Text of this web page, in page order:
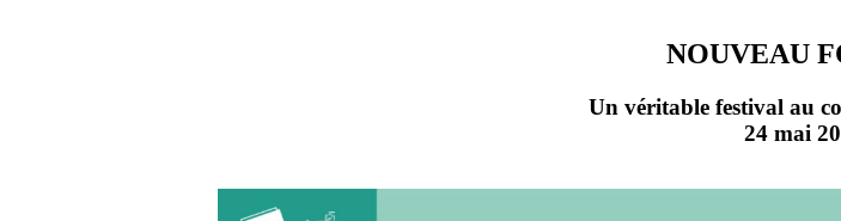
NOUVEAU
Un véritable festival au
24 mai